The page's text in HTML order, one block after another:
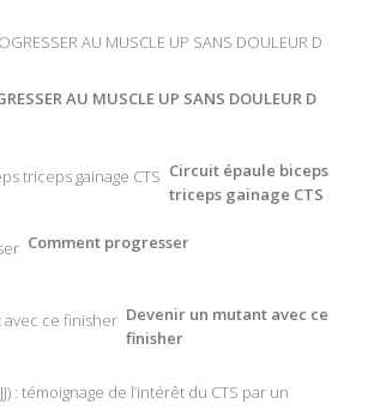
AU MUSCLE UP SANS DOULEUR D
Circuit épaule biceps
triceps gainage CTS
Comment progresser
Devenir un mutant avec ce
finisher